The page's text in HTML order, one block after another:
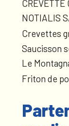
CREVETTE
NOTIALIS
Crevettes
Saucisson
Le
Friton de